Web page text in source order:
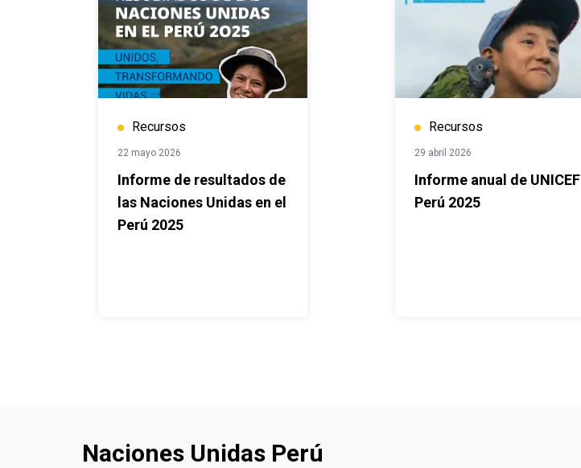
Recursos
22 mayo 2026
Informe de resultados de
las Naciones Unidas en el
Perú 2025
Recursos
29 abril 2026
Informe anual de UNICEF
Perú 2025
Naciones Unidas Perú